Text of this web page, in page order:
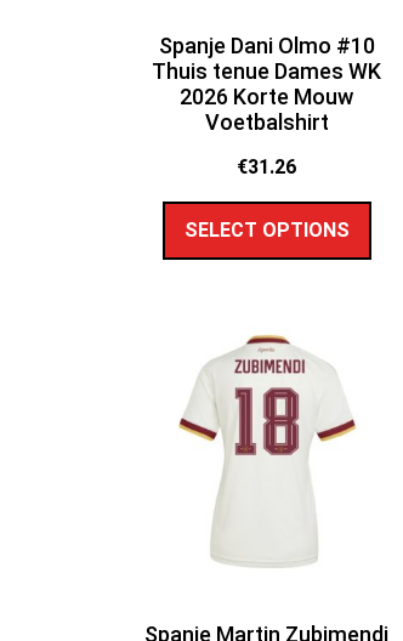
Spanje Dani Olmo #10
Thuis tenue Dames WK
2026 Korte Mouw
Voetbalshirt
€31.26
SELECT OPTIONS
Spanje Martin Zubimendi